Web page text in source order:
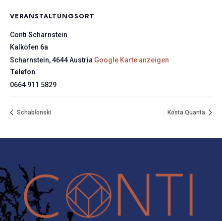
VERANSTALTUNGSORT
Conti Scharnstein
Kalkofen 6a
Scharnstein,4644Austria Google Karte anzeigen
Telefon
0664 911 5829
Schablonski Kosta Quanta